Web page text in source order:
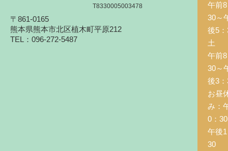
T8330005003478
〒861-0165
熊本県熊本市北区植木町平原212
TEL：096-272-5487
午前
30～
後5
土
午前
30～
後3
お昼
み：
0：
午後
30